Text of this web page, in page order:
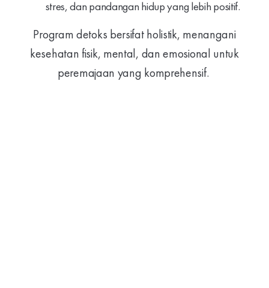
stres, dan pandangan hidup yang lebih positif.
Program detoks bersifat holistik, menangani
kesehatan fisik, mental, dan emosional untuk
peremajaan yang komprehensif.